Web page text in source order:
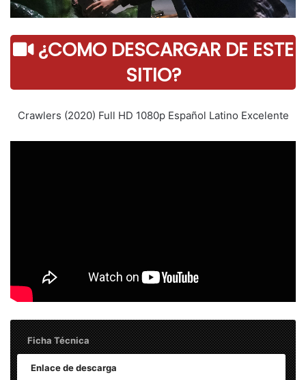
¿COMO DESCARGAR DE ESTE
SITIO?
Crawlers (2020) Full HD 1080p Español Latino Excelente
Ficha Técnica
Enlace de descarga